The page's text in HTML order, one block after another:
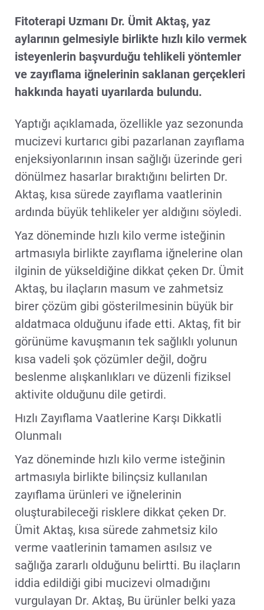
Fitoterapi Uzmanı Dr. Ümit Aktaş, yaz
aylarının gelmesiyle birlikte hızlı kilo vermek
isteyenlerin başvurduğu tehlikeli yöntemler
ve zayıflama iğnelerinin saklanan gerçekleri
hakkında hayati uyarılarda bulundu.
Yaptığı açıklamada, özellikle yaz sezonunda
mucizevi kurtarıcı gibi pazarlanan zayıflama
enjeksiyonlarının insan sağlığı üzerinde geri
dönülmez hasarlar bıraktığını belirten Dr.
Aktaş, kısa sürede zayıflama vaatlerinin
ardında büyük tehlikeler yer aldığını söyledi.
Yaz döneminde hızlı kilo verme isteğinin
artmasıyla birlikte zayıflama iğnelerine olan
ilginin de yükseldiğine dikkat çeken Dr. Ümit
Aktaş, bu ilaçların masum ve zahmetsiz
birer çözüm gibi gösterilmesinin büyük bir
aldatmaca olduğunu ifade etti. Aktaş, fit bir
görünüme kavuşmanın tek sağlıklı yolunun
kısa vadeli şok çözümler değil, doğru
beslenme alışkanlıkları ve düzenli fiziksel
aktivite olduğunu dile getirdi.
Hızlı Zayıflama Vaatlerine Karşı Dikkatli
Olunmalı
Yaz döneminde hızlı kilo verme isteğinin
artmasıyla birlikte bilinçsiz kullanılan
zayıflama ürünleri ve iğnelerinin
oluşturabileceği risklere dikkat çeken Dr.
Ümit Aktaş, kısa sürede zahmetsiz kilo
verme vaatlerinin tamamen asılsız ve
sağlığa zararlı olduğunu belirtti. Bu ilaçların
iddia edildiği gibi mucizevi olmadığını
vurgulayan Dr. Aktaş, Bu ürünler belki yaza